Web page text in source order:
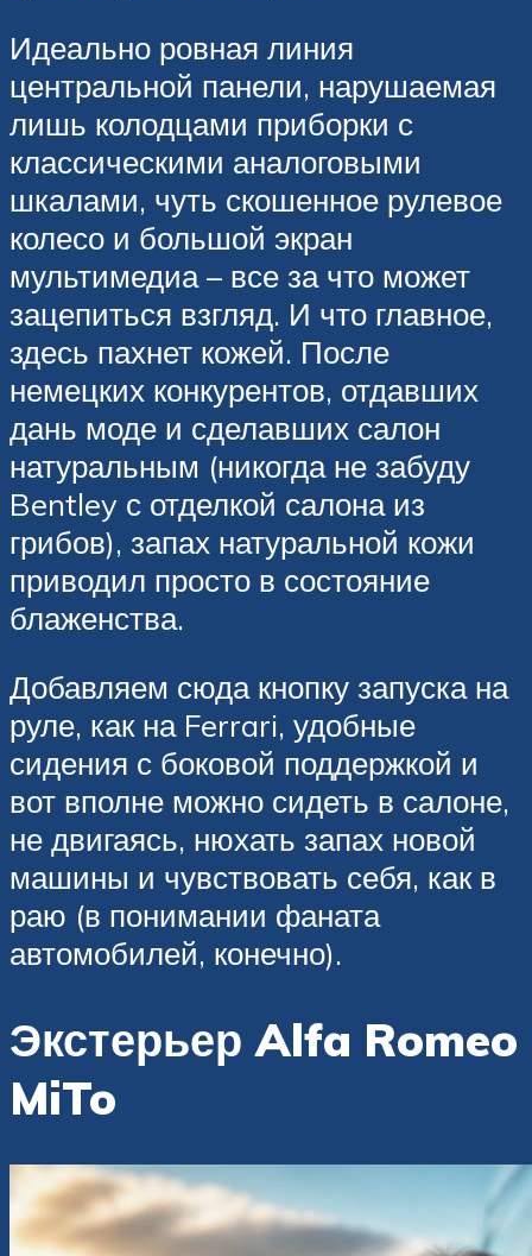
Идеально ровная линия
центральной панели, нарушаемая
лишь колодцами приборки с
классическими аналоговыми
шкалами, чуть скошенное рулевое
колесо и большой экран
мультимедиа – все за что может
зацепиться взгляд. И что главное,
здесь пахнет кожей. После
немецких конкурентов, отдавших
дань моде и сделавших салон
натуральным (никогда не забуду
Bentley с отделкой салона из
грибов), запах натуральной кожи
приводил просто в состояние
блаженства.
Добавляем сюда кнопку запуска на
руле, как на Ferrari, удобные
сидения с боковой поддержкой и
вот вполне можно сидеть в салоне,
не двигаясь, нюхать запах новой
машины и чувствовать себя, как в
раю (в понимании фаната
автомобилей, конечно).
Экстерьер Alfa Romeo
MiTo